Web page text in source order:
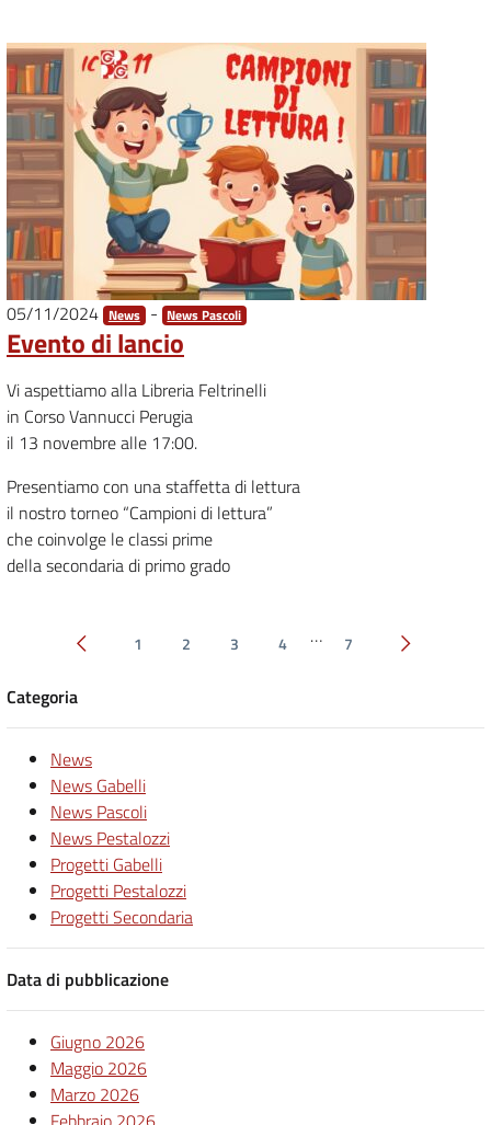
05/11/2024 News - News Pascoli
Evento di lancio
Vi aspettiamo alla Libreria Feltrinelli
in Corso Vannucci Perugia
il 13 novembre alle 17:00.
Presentiamo con una staffetta di lettura
il nostro torneo “Campioni di lettura”
che coinvolge le classi prime
della secondaria di primo grado
Pagina precedente
1 2 3 4 … 7 Pagina
Categoria
News
News Gabelli
News Pascoli
News Pestalozzi
Progetti Gabelli
Progetti Pestalozzi
Progetti Secondaria
Data di pubblicazione
Giugno 2026
Maggio 2026
Marzo 2026